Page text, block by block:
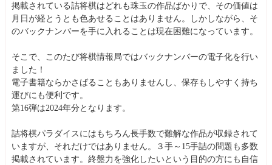
掲載されている詰将棋はどれも珠玉の作品ばかりで、その価値は
月日が経とうとも色あせることはありません。しかしながら、そ
のバックナンバーを手に入れることは現在困難になっています。
そこで、このたび将棋情報局ではバックナンバーの電子化を行い
ました！
電子書籍ならかさばることもありませんし、保存もしやすく持ち
運びにも便利です。
第16弾は2024年分となります。
詰将棋パラダイスにはもちろん長手数で難解な作品が収録されて
いますが、それだけではありません。３手～15手詰の問題も多数
掲載されています。終盤力を強化したいという目的の方にも自信